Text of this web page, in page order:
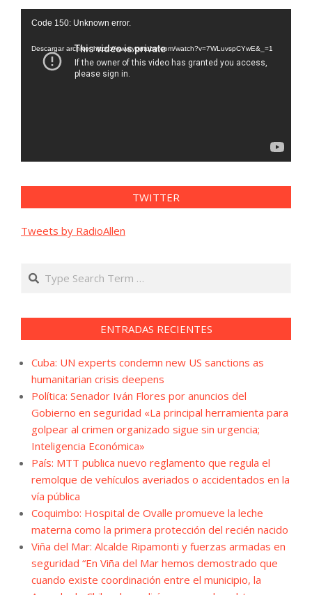
Reproductor
vídeo
Code 150: Unknown error.
Descargar archivo: https://www.youtube.com/watch?v=7WLuvspCYwE&_=1
TWITTER
Tweets by RadioAllen
Search
ENTRADAS RECIENTES
Cuba: UN experts condemn new US sanctions as
humanitarian crisis deepens
Política: Senador Iván Flores por anuncios del
Gobierno en seguridad «La principal herramienta para
golpear al crimen organizado sigue sin urgencia;
Inteligencia Económica»
País: MTT publica nuevo reglamento que regula el
remolque de vehículos averiados o accidentados en la
vía pública
Coquimbo: Hospital de Ovalle promueve la leche
materna como la primera protección del recién nacido
Viña del Mar: Alcalde Ripamonti y fuerzas armadas en
seguridad “En Viña del Mar hemos demostrado que
cuando existe coordinación entre el municipio, la